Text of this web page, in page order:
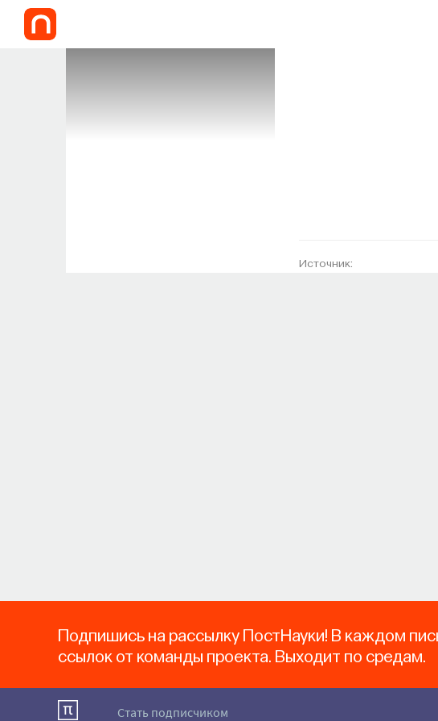
Источник:
Подпишись на рассылку ПостНауки! В каждом
ссылок от команды проекта. Выходит по средам.
Стать подписчиком